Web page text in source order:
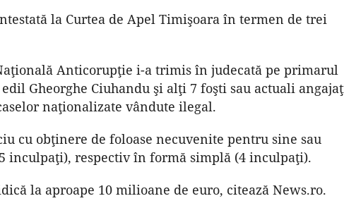
la Curtea de Apel Timişoara în termen de trei
Anticorupţie i-a trimis în judecată pe primarul
Gheorghe Ciuhandu şi alţi 7 foşti sau actuali
naţionalizate vândute ilegal.
cu obţinere de foloase necuvenite pentru sine sau
inculpaţi), respectiv în formă simplă (4 inculpaţi).
la aproape 10 milioane de euro, citează News.ro.